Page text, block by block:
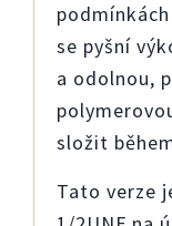
podmínkách
se pyšní
a odolnou,
složit
Tato verze